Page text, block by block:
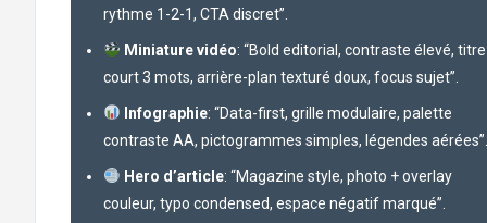
rythme 1-2-1, CTA discret”.
Miniature vidéo: “Bold editorial, contraste élevé, titre
court 3 mots, arrière-plan texturé doux, focus sujet”.
Infographie: “Data-first, grille modulaire, palette
contraste AA, pictogrammes simples, légendes aérées”.
Hero d’article: “Magazine style, photo + overlay
couleur, typo condensed, espace négatif marqué”.